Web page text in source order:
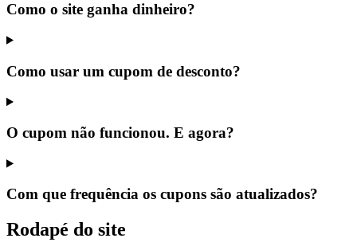
Como o site ganha dinheiro?
Como usar um cupom de desconto?
O cupom não funcionou. E agora?
Com que frequência os cupons são atualizados?
Rodapé do site